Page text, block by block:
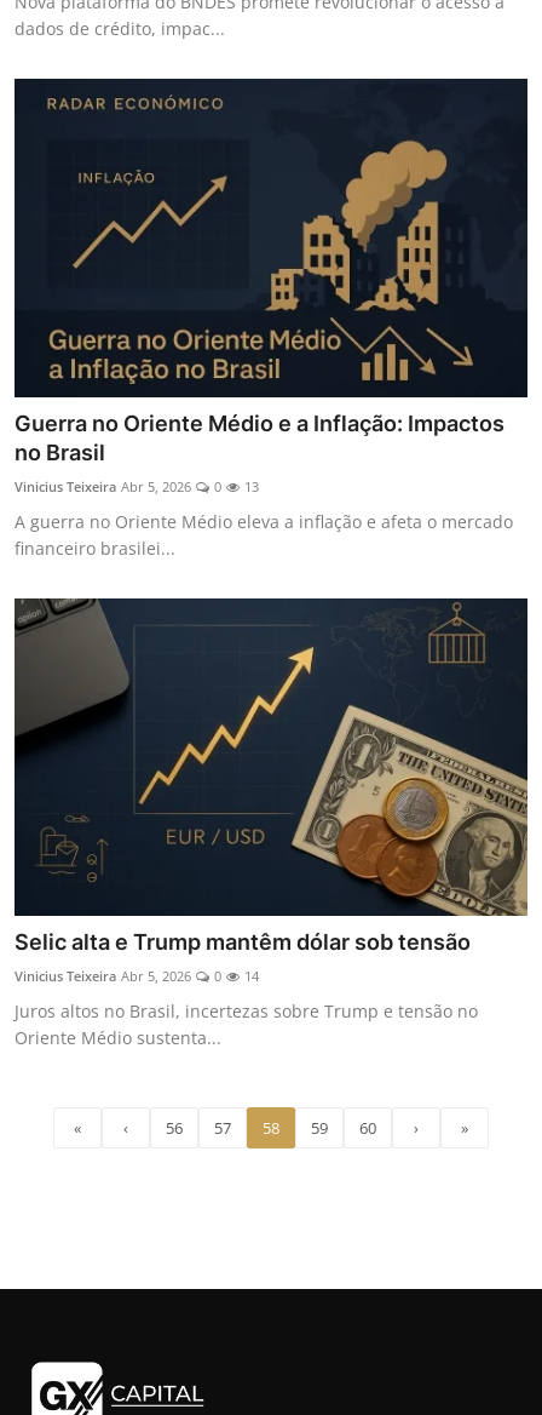
dados de crédito, impac...
Guerra no Oriente Médio e a Inflação: Impactos
no Brasil
Vinicius Teixeira Abr 5, 2026 0 13
A guerra no Oriente Médio eleva a inflação e afeta o mercado
financeiro brasilei...
Selic alta e Trump mantêm dólar sob tensão
Vinicius Teixeira Abr 5, 2026 0 14
Juros altos no Brasil, incertezas sobre Trump e tensão no
Oriente Médio sustenta...
« ‹ 56 57 58 59 60 › »